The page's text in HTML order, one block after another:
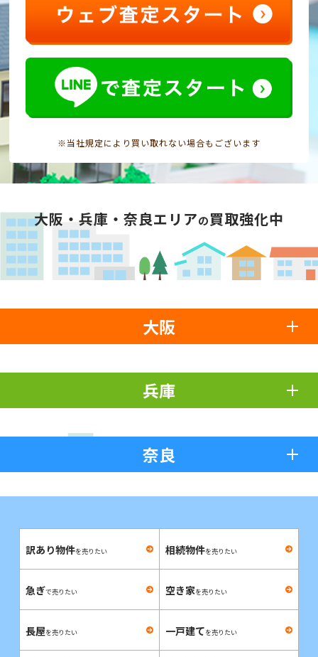
※当社規定により買い取れない場合もございます
大阪・兵庫・奈良エリアの買取強化中
大阪
兵庫
奈良
訳あり物件を売りたい 相続物件を売りたい
急ぎで売りたい 空き家を売りたい
長屋を売りたい 一戸建てを売りたい